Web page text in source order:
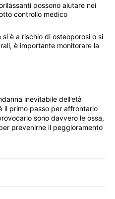
possono aiutare nei
controllo medico
si è a rischio di osteoporosi o si
è importante monitorare la
inevitabile dell’età
il primo passo per affrontarlo
sono davvero le ossa,
prevenirne il peggioramento